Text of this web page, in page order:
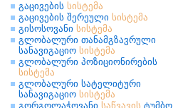
გაცივების სისტემა
გაცივების შერეული სისტემა
გისოსოვანი სისტემა
გლობალური თანამგზავრული
სანავიგაციო სისტემა
გლობალური პოზიციონირების
სისტემა
გლობალური სატელიტური
სანავიგაციო სისტემა
გორგოლაჭოვანი საწვავის ტუმბო